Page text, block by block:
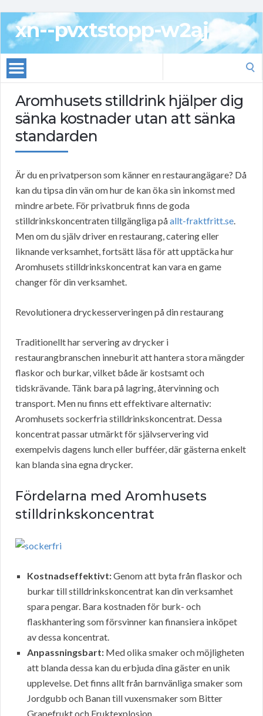
xn--pvxtstopp-w2aj
Aromhusets stilldrink hjälper dig
sänka kostnader utan att sänka
standarden
Är du en privatperson som känner en restaurangägare? Då
kan du tipsa din vän om hur de kan öka sin inkomst med
mindre arbete. För privatbruk finns de goda
stilldrinkskoncentraten tillgängliga påallt-fraktfritt.se.
Men om du själv driver en restaurang, catering eller
liknande verksamhet, fortsätt läsa för att upptäcka hur
Aromhusets stilldrinkskoncentrat kan vara en game
changer för din verksamhet.
Revolutionera dryckesserveringen på din restaurang
Traditionellt har servering av drycker i
restaurangbranschen inneburit att hantera stora mängder
flaskor och burkar, vilket både är kostsamt och
tidskrävande. Tänk bara på lagring, återvinning och
transport. Men nu finns ett effektivare alternativ:
Aromhusets sockerfria stilldrinkskoncentrat. Dessa
koncentrat passar utmärkt för självservering vid
exempelvis dagens lunch eller bufféer, där gästerna enkelt
kan blanda sina egna drycker.
Fördelarna med Aromhusets
stilldrinkskoncentrat
Kostnadseffektivt:Genom att byta från flaskor och
burkar till stilldrinkskoncentrat kan din verksamhet
spara pengar. Bara kostnaden för burk- och
flaskhantering som försvinner kan finansiera inköpet
av dessa koncentrat.
Anpassningsbart: Med olika smaker och möjligheten
att blanda dessa kan du erbjuda dina gäster en unik
upplevelse. Det finns allt från barnvänliga smaker som
Jordgubb och Banan till vuxensmaker som Bitter
Grapefrukt och Fruktexplosion.